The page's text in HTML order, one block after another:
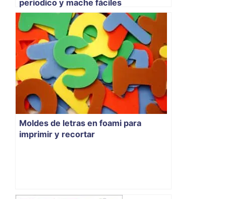
periodico y mache fáciles
Moldes de letras en foami para
imprimir y recortar